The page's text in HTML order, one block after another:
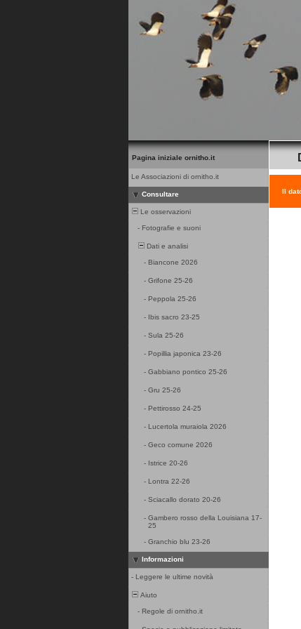
Pagina iniziale ornitho.it
Le Associazioni di ornitho.it
Consultare
Le osservazioni
- Fotografie e suoni
Dati e analisi
- Biancone 2026
- Grifone 25-26
- Peppola 25-26
- Ibis sacro 23-25
- Sula 25-26
- Popillia japonica 23-26
- Gabbiano pontico 25-26
- Gru 25-26
- Pettirosso 24-25
- Lucertola muraiola 2026
- Geco comune 2026
- Istrice 20-26
- Lontra 22-26
- Sciacallo dorato 20-26
- Gambero rosso della Louisiana 17-
25
- Granchio blu 23-26
Informazioni
- Leggere le ultime novità
Aiuto
- Regole di ornitho.it
Il